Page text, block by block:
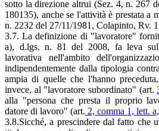
sotto la direzione altrui (Sez. 4, n. 267
180135), anche se l'attività è prestata a
n. 2232 del 27/11/1981, Colapinto, Rv.
3.7. La definizione di "lavoratore"
a), d.lgs. n. 81 del 2008, fa leva
lavorativa nell'ambito
indipendentemente dalla tipologia
ampia di quelle che l'hanno
invece, al "lavoratore subordinato" (art.
alla "persona che presta il proprio
datore di lavoro" (art. 2, comma 1, lett.
3.8.Sicché, a prescindere dal fatto che